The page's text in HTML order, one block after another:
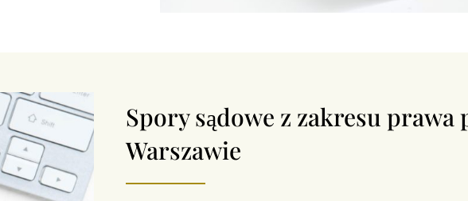
Spory sądowe z zakresu prawa
Warszawie